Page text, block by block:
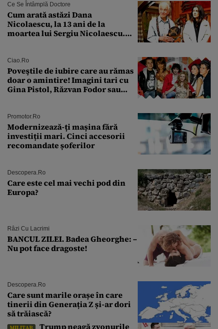
Ce Se Întâmplă Doctore
Cum arată astăzi Dana
Nicolaescu, la 13 ani de la
moartea lui Sergiu Nicolaescu.
Ciao.ro
Poveştile de iubire care au rămas
doar o amintire! Imagini tari cu
Gina Pistol, Răzvan Fodor sau
Promotor.ro
Modernizează-ți mașina fără
investiții mari. Cinci accesorii
recomandate șoferilor
Descopera.ro
Care este cel mai vechi pod din
Europa?
Râzi Cu Lacrimi
BANCUL ZILEI. Badea Gheorghe: –
Nu pot face dragoste!
Descopera.ro
Care sunt marile orașe în care
tinerii din Generația Z și-ar dori
să trăiască?
MILITAR
Trump neagă zvonurile